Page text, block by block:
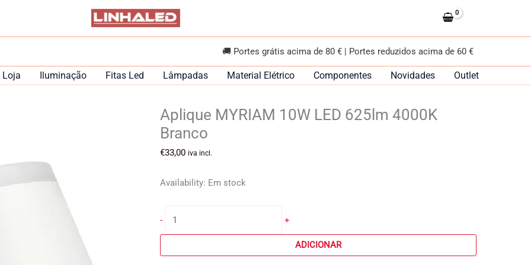
🚚 Portes grátis acima de 80 € | Portes reduzidos acima de 60 €
Loja Iluminação Fitas Led Lâmpadas Material Elétrico Componentes Novidades Outlet
Aplique MYRIAM 10W LED 625lm 4000K
Branco
€33,00 iva incl.
Availability: Em stock
-
MYRIAM
+
ADICIONAR
Branco